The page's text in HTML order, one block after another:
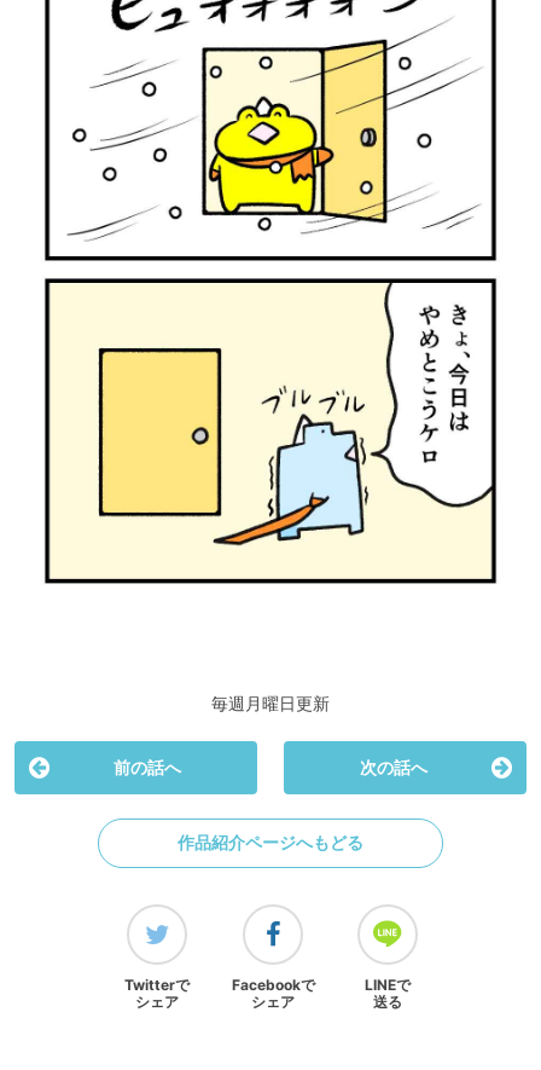
毎週月曜日更新
前の話へ 次の話へ
作品紹介ページへもどる
Twitterで
シェア
Facebookで
シェア
LINEで
送る